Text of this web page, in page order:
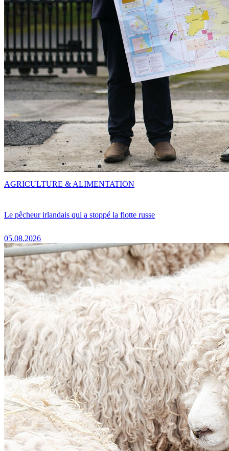
Le pêcheur irlandais qui a stoppé la flotte russe
05.08.2026
AGRICULTURE & ALIMENTATION